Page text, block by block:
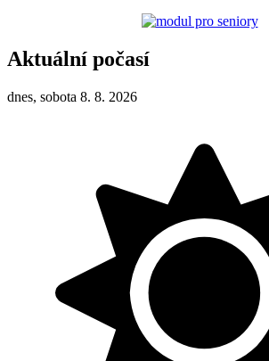
Aktuální počasí
dnes, sobota 8. 8. 2026